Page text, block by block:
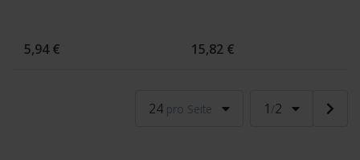
5,94 € 15,82 €
24 pro Seite 1 /2